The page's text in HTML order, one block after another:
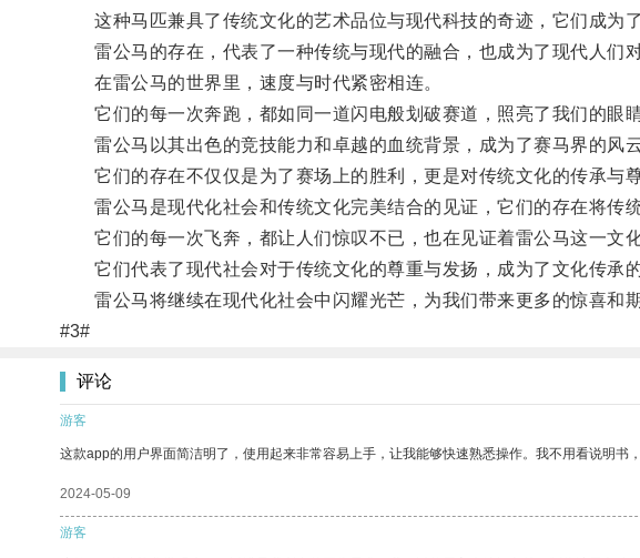
这种马匹兼具了传统文化的艺术品位与现代科技的奇迹，它们成为了
雷公马的存在，代表了一种传统与现代的融合，也成为了现代人们对
在雷公马的世界里，速度与时代紧密相连。
它们的每一次奔跑，都如同一道闪电般划破赛道，照亮了我们的眼睛
雷公马以其出色的竞技能力和卓越的血统背景，成为了赛马界的风云
它们的存在不仅仅是为了赛场上的胜利，更是对传统文化的传承与尊
雷公马是现代化社会和传统文化完美结合的见证，它们的存在将传统
它们的每一次飞奔，都让人们惊叹不已，也在见证着雷公马这一文化
它们代表了现代社会对于传统文化的尊重与发扬，成为了文化传承的
雷公马将继续在现代化社会中闪耀光芒，为我们带来更多的惊喜和期
#3#
评论
游客
这款app的用户界面简洁明了，使用起来非常容易上手，让我能够快速熟悉操作。我不用看说明书
2024-05-09
游客